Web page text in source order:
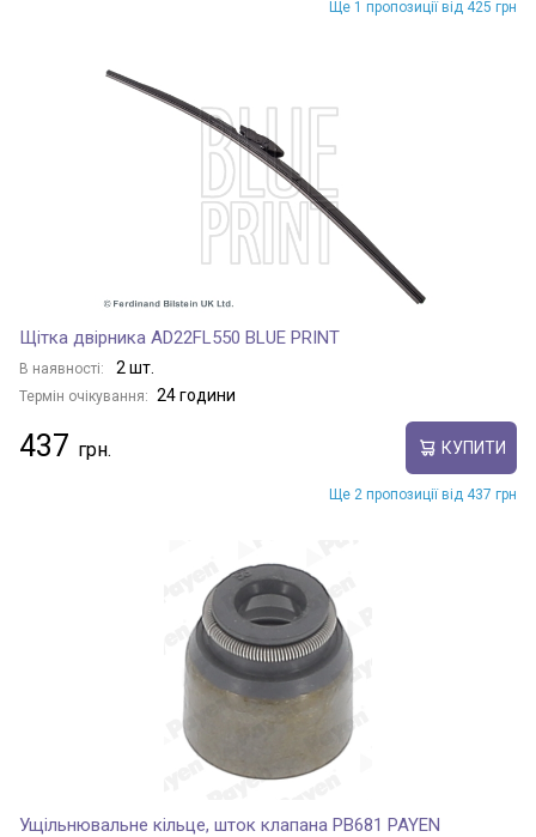
Ще 1 пропозиції від 425 грн
Щітка двірника AD22FL550 BLUE PRINT
В наявності: 2 шт.
Термін очікування: 24 години
437 КУПИТИ
Ще 2 пропозиції від 437 грн
Ущільнювальне кільце, шток клапана PB681 PAYEN